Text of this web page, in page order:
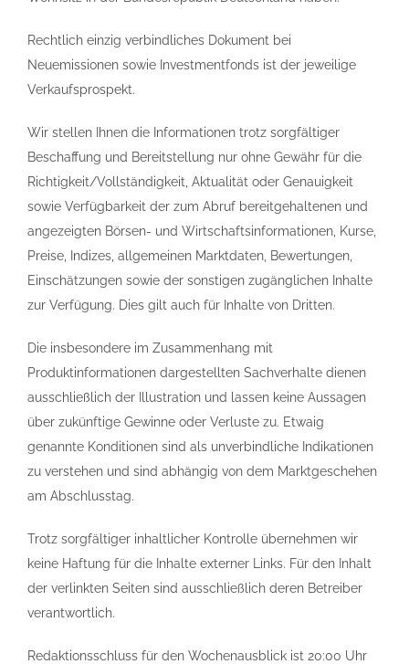
Rechtlich einzig verbindliches Dokument bei
Neuemissionen sowie Investmentfonds ist der jeweilige
Verkaufsprospekt.
Wir stellen Ihnen die Informationen trotz sorgfältiger
Beschaffung und Bereitstellung nur ohne Gewähr für die
Richtigkeit/Vollständigkeit, Aktualität oder Genauigkeit
sowie Verfügbarkeit der zum Abruf bereitgehaltenen und
angezeigten Börsen- und Wirtschaftsinformationen, Kurse,
Preise, Indizes, allgemeinen Marktdaten, Bewertungen,
Einschätzungen sowie der sonstigen zugänglichen Inhalte
zur Verfügung. Dies gilt auch für Inhalte von Dritten.
Die insbesondere im Zusammenhang mit
Produktinformationen dargestellten Sachverhalte dienen
ausschließlich der Illustration und lassen keine Aussagen
über zukünftige Gewinne oder Verluste zu. Etwaig
genannte Konditionen sind als unverbindliche Indikationen
zu verstehen und sind abhängig von dem Marktgeschehen
am Abschlusstag.
Trotz sorgfältiger inhaltlicher Kontrolle übernehmen wir
keine Haftung für die Inhalte externer Links. Für den Inhalt
der verlinkten Seiten sind ausschließlich deren Betreiber
verantwortlich.
Redaktionsschluss für den Wochenausblick ist 20:00 Uhr